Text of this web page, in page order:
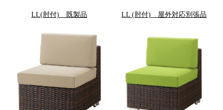
LL(肘付) 既製品 LL (肘付) 屋外対応別張品